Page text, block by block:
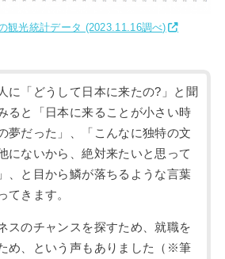
観光統計データ (2023.11.16調べ)
に「どうして日本に来たの?」と聞
ると「日本に来ることが小さい時
夢だった」、「こんなに独特の文
にないから、絶対来たいと思って
、と目から鱗が落ちるような言葉
てきます。
スのチャンスを探すため、就職を
め、という声もありました（※筆